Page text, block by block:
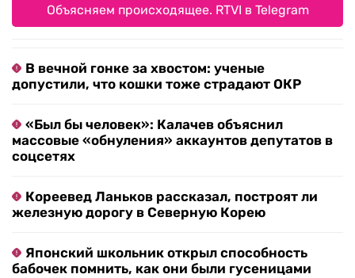
Объясняем происходящее. RTVI в Telegram
В вечной гонке за хвостом: ученые
допустили, что кошки тоже страдают ОКР
«Был бы человек»: Калачев объяснил
массовые «обнуления» аккаунтов депутатов в
соцсетях
Кореевед Ланьков рассказал, построят ли
железную дорогу в Северную Корею
Японский школьник открыл способность
бабочек помнить, как они были гусеницами